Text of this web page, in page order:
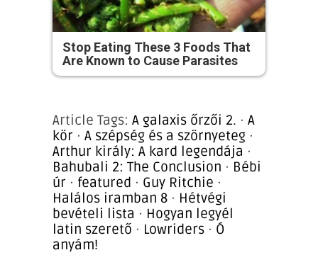
Stop Eating These 3 Foods That
Are Known to Cause Parasites
Article Tags: A galaxis őrzői 2. · A
kör · A szépség és a szörnyeteg ·
Arthur király: A kard legendája ·
Bahubali 2: The Conclusion · Bébi
úr · featured · Guy Ritchie ·
Halálos iramban 8 · Hétvégi
bevételi lista · Hogyan legyél
latin szerető · Lowriders · Ó
anyám!